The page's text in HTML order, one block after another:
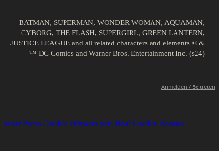
BATMAN, SUPERMAN, WONDER WOMAN, AQUAMAN,
CYBORG, THE FLASH, SUPERGIRL, GREEN LANTERN,
JUSTICE LEAGUE and all related characters and elements © &
™ DC Comics and Warner Bros. Entertainment Inc. (s24)
Anmelden / Beitreten
WordPress Cookie Hinweis von Real Cookie Banner